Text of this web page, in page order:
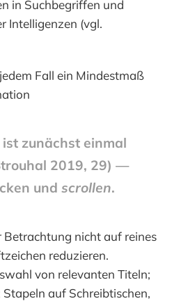
in Suchbegriffen und
Intelligenzen (vgl.
Fall ein Mindestmaß
ist zunächst einmal
2019, 29) —
und scrollen.
Betrachtung nicht auf reines
reduzieren.
von relevanten Titeln;
auf Schreibtischen,